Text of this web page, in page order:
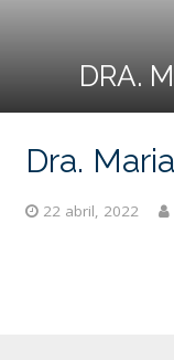
DRA.
Dra.
22 abril, 2022